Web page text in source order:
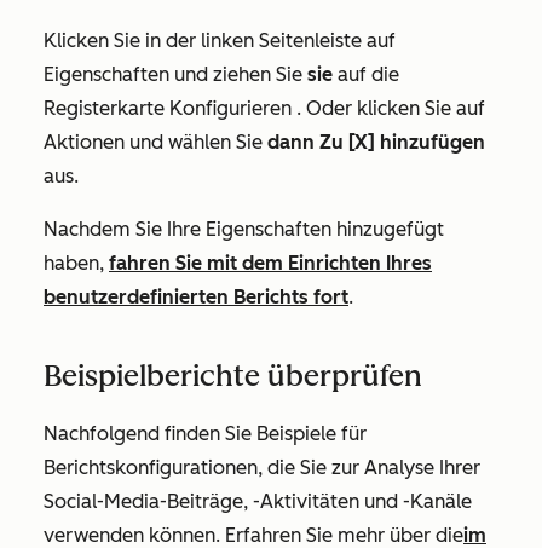
Klicken Sie in der linken Seitenleiste auf
Eigenschaften und ziehen Sie sie auf die
Registerkarte Konfigurieren . Oder klicken Sie auf
Aktionen und wählen Sie dann Zu [X] hinzufügen
aus.
Nachdem Sie Ihre Eigenschaften hinzugefügt
haben, fahren Sie mit dem Einrichten Ihres
benutzerdefinierten Berichts fort.
Beispielberichte überprüfen
Nachfolgend finden Sie Beispiele für
Berichtskonfigurationen, die Sie zur Analyse Ihrer
Social-Media-Beiträge, -Aktivitäten und -Kanäle
verwenden können. Erfahren Sie mehr über dieim